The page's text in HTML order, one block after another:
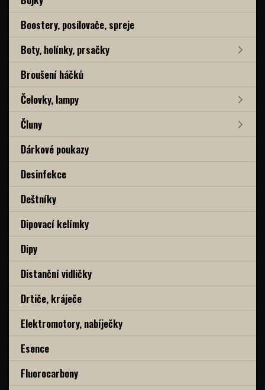
Boostery, posilovače, spreje
Boty, holínky, prsačky
Broušení háčků
Čelovky, lampy
Čluny
Dárkové poukazy
Desinfekce
Deštníky
Dipovací kelímky
Dipy
Distanční vidličky
Drtiče, kráječe
Elektromotory, nabíječky
Esence
Fluorocarbony